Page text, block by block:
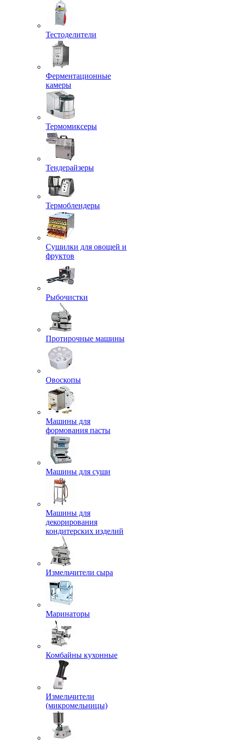
Тестоделители
Ферментационные
камеры
Термомиксеры
Тендерайзеры
Термоблендеры
Сушилки для овощей и
фруктов
Рыбочистки
Протирочные машины
Овоскопы
Машины для
формования пасты
Машины для суши
Машины для
декорирования
кондитерских изделий
Измельчители сыра
Маринаторы
Комбайны кухонные
Измельчители
(микромельницы)